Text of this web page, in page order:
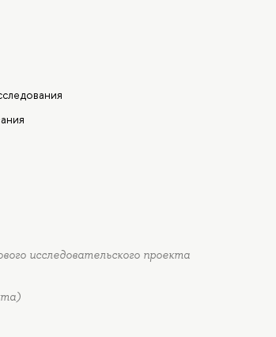
исследовательского проекта